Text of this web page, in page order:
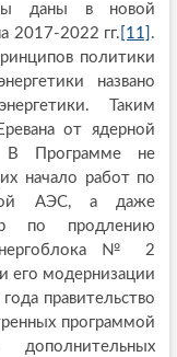
даны в новой
2017-2022 гг. [11] .
политики
названо
Таким
от ядерной
В Программе не
начало работ по
АЭС, а даже
по продлению
энергоблока № 2
его модернизации
правительство
программой